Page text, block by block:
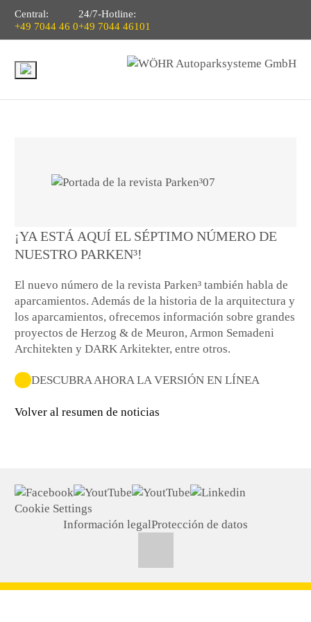
Central:
+49 7044 46 0
24/7-Hotline:
+49 7044 46101
¡YA ESTÁ AQUÍ EL SÉPTIMO NÚMERO DE
NUESTRO PARKEN³!
El nuevo número de la revista Parken³ también habla de
aparcamientos. Además de la historia de la arquitectura y
los aparcamientos, ofrecemos información sobre grandes
proyectos de Herzog & de Meuron, Armon Semadeni
Architekten y DARK Arkitekter, entre otros.
DESCUBRA AHORA LA VERSIÓN EN LÍNEA
Volver al resumen de noticias
Cookie Settings
Información legalProtección de datos